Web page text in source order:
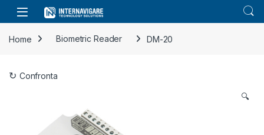
Skip to navigation
Skip to content
Home Biometric Reader DM-20
Confronta
🔍